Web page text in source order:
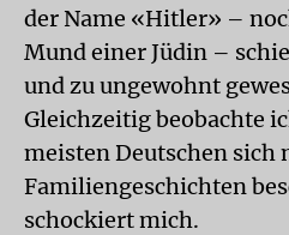
der Name «Hitler» –
Mund einer Jüdin –
und zu ungewohnt
Gleichzeitig beobachte
meisten Deutschen sich
Familiengeschichten
schockiert mich.